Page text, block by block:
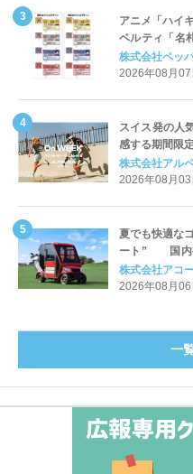
アニメ「ハイ
ベルティ「名
対応について
株式会社ペッ
2026年08月
スイス発の人
感する期間限
株式会社アル
2026年08月
夏でも快適な
ート” 国内
Cart（エアコ
ルフ
株式会社アコ
2026年08月
一